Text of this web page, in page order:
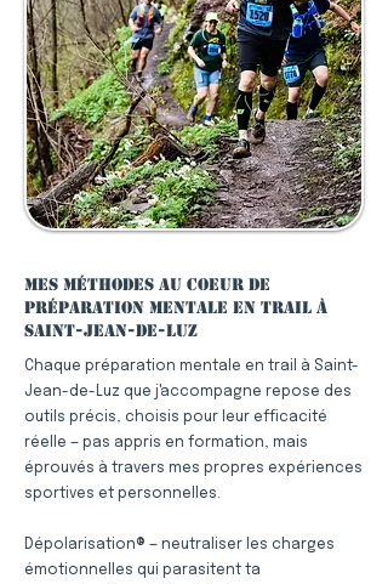
Mes méthodes au coeur de
préparation mentale en trail à
Saint-Jean-de-Luz
Chaque préparation mentale en trail à Saint-
Jean-de-Luz que j'accompagne repose des
outils précis, choisis pour leur efficacité
réelle — pas appris en formation, mais
éprouvés à travers mes propres expériences
sportives et personnelles.
Dépolarisation® — neutraliser les charges
émotionnelles qui parasitent ta